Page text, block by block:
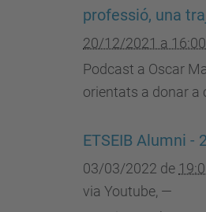
professió, una
20/12/2021 a 16:00
Podcast a Oscar
orientats a donar a
ETSEIB Alumni -
03/03/2022 de
via Youtube, —